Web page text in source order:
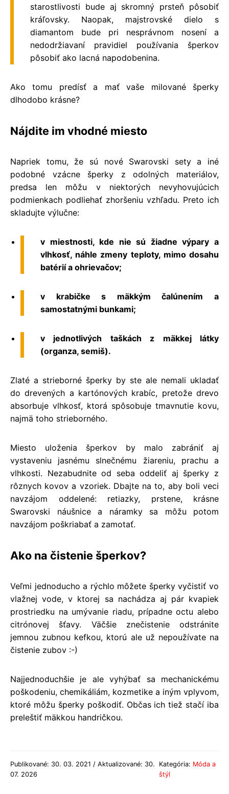
starostlivosti bude aj skromný prsteň pôsobiť
kráľovsky. Naopak, majstrovské dielo s
diamantom bude pri nesprávnom nosení a
nedodržiavaní pravidiel používania šperkov
pôsobiť ako lacná napodobenina.
Ako tomu predísť a mať vaše milované šperky
dlhodobo krásne?
Nájdite im vhodné miesto
Napriek tomu, že sú nové Swarovski setya iné
podobné vzácne šperky z odolných materiálov,
predsa len môžu v niektorých nevyhovujúcich
podmienkach podliehať zhoršeniu vzhľadu. Preto ich
skladujte výlučne:
v miestnosti, kde nie sú žiadne výpary a
vlhkosť, náhle zmeny teploty, mimo dosahu
batérií a ohrievačov;
v krabičke s mäkkým čalúnením a
samostatnými bunkami;
v jednotlivých taškách z mäkkej látky
(organza, semiš).
Zlaté a strieborné šperky by ste ale nemali ukladať
do drevených a kartónových krabíc, pretože drevo
absorbuje vlhkosť, ktorá spôsobuje tmavnutie kovu,
najmä toho strieborného.
Miesto uloženia šperkov by malo zabrániť aj
vystaveniu jasnému slnečnému žiareniu, prachu a
vlhkosti. Nezabudnite od seba oddeliť aj šperky z
rôznych kovov a vzoriek. Dbajte na to, aby boli veci
navzájom oddelené: retiazky, prstene, krásne
Swarovski náušnicea náramky sa môžu potom
navzájom poškriabať a zamotať.
Ako na čistenie šperkov?
Veľmi jednoducho a rýchlo môžete šperky vyčistiť vo
vlažnej vode, v ktorej sa nachádza aj pár kvapiek
prostriedku na umývanie riadu, prípadne octu alebo
citrónovej šťavy. Väčšie znečistenie odstránite
jemnou zubnou kefkou, ktorú ale už nepoužívate na
čistenie zubov :-)
Najjednoduchšie je ale vyhýbať sa mechanickému
poškodeniu, chemikáliám, kozmetike a iným vplyvom,
ktoré môžu šperky poškodiť. Občas ich tiež stačí iba
preleštiť mäkkou handričkou.
Publikované: 30. 03. 2021 / Aktualizované: 30.
07. 2026
Kategória: Móda a
štýl